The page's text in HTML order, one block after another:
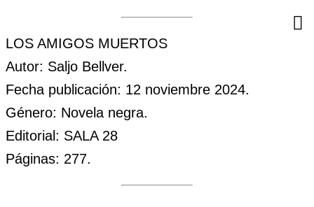
LOS AMIGOS MUERTOS
Autor: Saljo Bellver.
Fecha publicación: 12 noviembre 2024.
Género: Novela negra.
Editorial: SALA 28
Páginas: 277.